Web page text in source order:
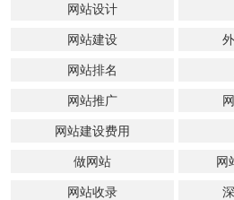
网站设计
网站建设
网站排名
网站推广
网站建设费用
做网站 网
网站收录